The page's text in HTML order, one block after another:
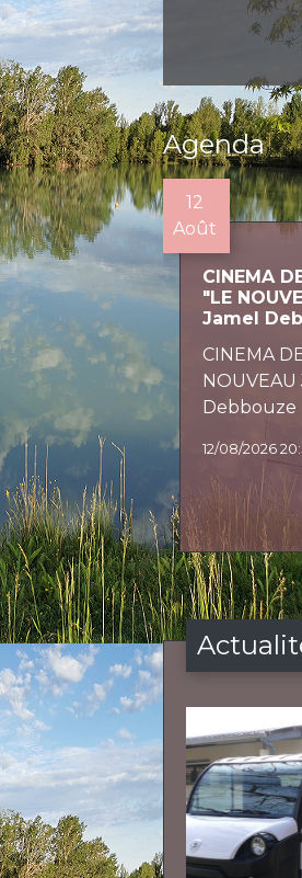
Agenda
12
Août
CINEMA
"LE
Jamel
CINEMA
NOUVEAU
Debbouze
12/08/2026